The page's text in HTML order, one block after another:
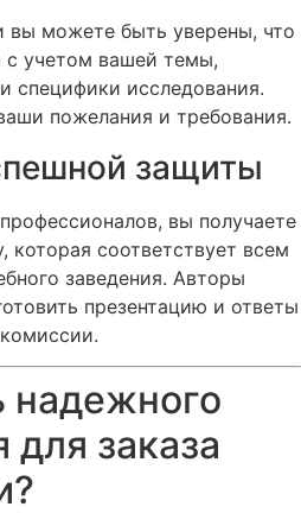
вы можете быть уверены, что
с учетом вашей темы,
специфики исследования.
пожелания и требования.
защиты
вы получаете
которая соответствует всем
заведения. Авторы
презентацию и ответы
надежного
для заказа